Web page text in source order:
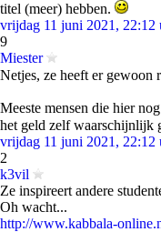
titel (meer) hebben.
vrijdag 11 juni 2021, 22:12
9
Miester
Netjes, ze heeft er gewoon
Meeste mensen die hier
het geld zelf waarschijnlijk
vrijdag 11 juni 2021, 22:12
2
k3vil
Ze inspireert andere
Oh wacht...
http://www.kabbala-